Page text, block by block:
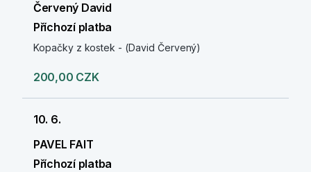
Červený David
Příchozí platba
Kopačky z kostek - (David Červený)
200,00 CZK
10. 6.
PAVEL FAIT
Příchozí platba